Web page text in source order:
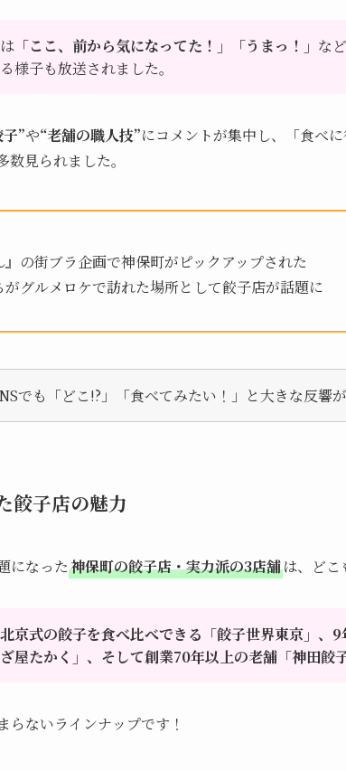
「ここ、前から気になってた！」「うまっ！」 な
様子も放送されました。
”や“老舗の職人技”にコメントが集中し、「食べ
見られました。
』の街ブラ企画で神保町がピックアップされた
がグルメロケで訪れた場所として餃子店が話題に
でも「どこ!?」「食べてみたい！」と大きな反響が
餃子店の魅力
になった神保町の餃子店・実力派の3店舗は、どこ
京式の餃子を食べ比べできる「餃子世界東京」、
ざ屋たかく」、そして創業70年以上の老舗「神田餃
らないラインナップです！